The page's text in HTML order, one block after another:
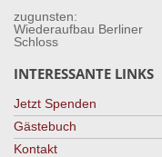
zugunsten:
Wiederaufbau Berliner
Schloss
INTERESSANTE LINKS
Jetzt Spenden
Gästebuch
Kontakt